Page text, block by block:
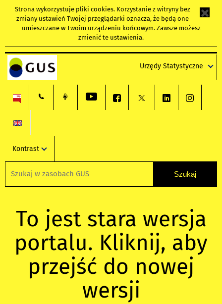
Strona wykorzystuje pliki cookies. Korzystanie z witryny bez
zmiany ustawień Twojej przeglądarki oznacza, że będą one
umieszczane w Twoim urządzeniu końcowym. Zawsze możesz
zmienić te ustawienia.
Urzędy Statystyczne
Kontrast
To jest stara wersja
portalu. Kliknij, aby
przejść do nowej
wersji